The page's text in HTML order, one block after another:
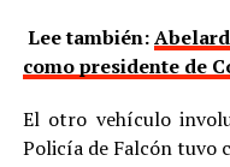
Lee también:
como presidente de
El otro vehículo
Policía de Falcón tuvo